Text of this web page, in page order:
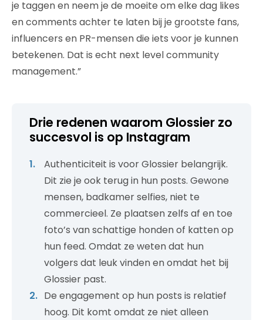
je taggen en neem je de moeite om elke dag likes
en comments achter te laten bij je grootste fans,
influencers en PR-mensen die iets voor je kunnen
betekenen. Dat is echt next level community
management.”
Drie redenen waarom Glossier zo
succesvol is op Instagram
Authenticiteit is voor Glossier belangrijk.
Dit zie je ook terug in hun posts. Gewone
mensen, badkamer selfies, niet te
commercieel. Ze plaatsen zelfs af en toe
foto’s van schattige honden of katten op
hun feed. Omdat ze weten dat hun
volgers dat leuk vinden en omdat het bij
Glossier past.
De engagement op hun posts is relatief
hoog. Dit komt omdat ze niet alleen